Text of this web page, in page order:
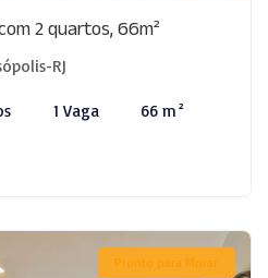
2 quartos, 66m²
RJ
1 Vaga 66 m²
Pronto para Morar